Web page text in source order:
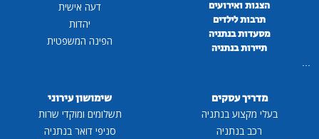
הצגות ואירועים
תרבות לילדים
מסעדות בנתניה
תיירות בנתניה
...
דעה אישית
יהדות
הפינה המשפטית
מדריך עסקים
בעלי מקצוע בנתניה
רכב בנתניה
שימושון עירוני
תשלומים ומוקדי שרות
סניפי דואר בנתניה